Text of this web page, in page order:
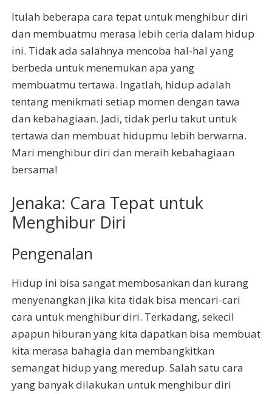
Itulah beberapa cara tepat untuk menghibur diri
dan membuatmu merasa lebih ceria dalam hidup
ini. Tidak ada salahnya mencoba hal-hal yang
berbeda untuk menemukan apa yang
membuatmu tertawa. Ingatlah, hidup adalah
tentang menikmati setiap momen dengan tawa
dan kebahagiaan. Jadi, tidak perlu takut untuk
tertawa dan membuat hidupmu lebih berwarna.
Mari menghibur diri dan meraih kebahagiaan
bersama!
Jenaka: Cara Tepat untuk
Menghibur Diri
Pengenalan
Hidup ini bisa sangat membosankan dan kurang
menyenangkan jika kita tidak bisa mencari-cari
cara untuk menghibur diri. Terkadang, sekecil
apapun hiburan yang kita dapatkan bisa membuat
kita merasa bahagia dan membangkitkan
semangat hidup yang meredup. Salah satu cara
yang banyak dilakukan untuk menghibur diri